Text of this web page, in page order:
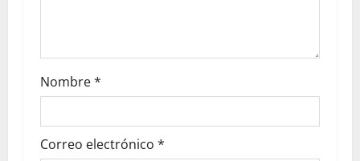
Nombre*
Correo electrónico *